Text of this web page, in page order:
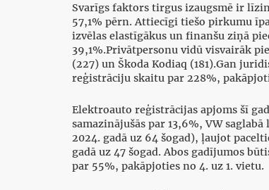
Svarīgs faktors tirgus izaugsmē ir
57,1% pērn. Attiecīgi tiešo pirkumu
izvēlas elastīgākus un finanšu ziņā
39,1%.Privātpersonu vidū visvairāk
(227) un Škoda Kodiaq (181).Gan
reģistrāciju skaitu par 228%,
Elektroauto reģistrācijas apjoms šī
samazinājušās par 13,6%, VW
2024. gadā uz 64 šogad), ļaujot
gadā uz 47 šogad. Abos gadījumos
par 55%, pakāpjoties no 4. uz 1. vietu.